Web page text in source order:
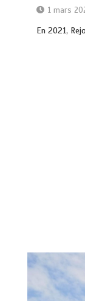
1 mars
En 2021,